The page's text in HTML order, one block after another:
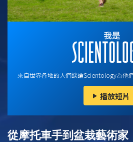
來自世界各地的人們談論Scientology為他
播放短片
從摩托車手到盆栽藝術家